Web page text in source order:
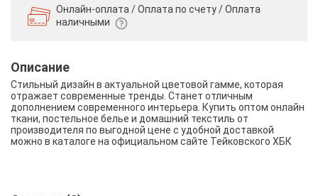
Онлайн-оплата / Оплата по счету /Оплата
наличными
Описание
Стильный дизайн в актуальной цветовой гамме, которая
отражает современные тренды. Станет отличным
дополнением современного интерьера. Купить оптом онлайн
ткани, постельное белье и домашний текстиль от
производителя по выгодной цене с удобной доставкой
можно в каталоге на официальном сайте Тейковского ХБК